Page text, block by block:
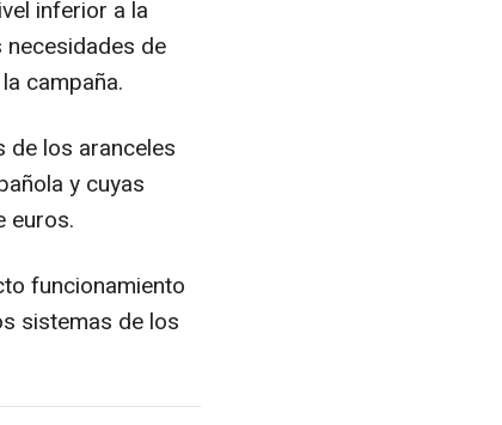
inferior a la
de
campaña.
de los aranceles
y cuyas
euros.
funcionamiento
sistemas de los